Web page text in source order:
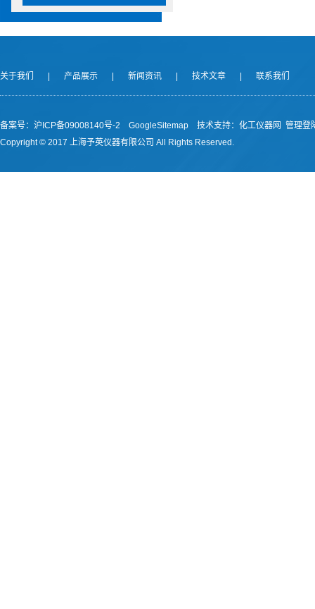
关于我们 产品展示 新闻资讯 技术文章 联系我们
备案号：沪ICP备09008140号-2 GoogleSitemap 技术支持： 化工仪器网 管理登
Copyright © 2017 上海予英仪器有限公司 All Rights Reserved.